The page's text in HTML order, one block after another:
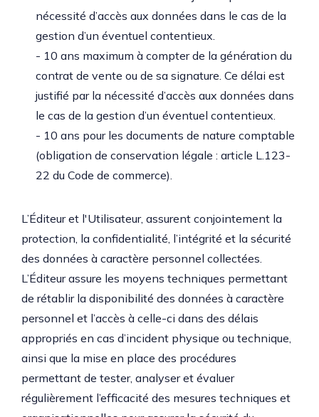
nécessité d’accès aux données dans le cas de la
gestion d’un éventuel contentieux.
- 10 ans maximum à compter de la génération du
contrat de vente ou de sa signature. Ce délai est
justifié par la nécessité d’accès aux données dans
le cas de la gestion d’un éventuel contentieux.
- 10 ans pour les documents de nature comptable
(obligation de conservation légale : article L.123-
22 du Code de commerce).
L’Éditeur et l'Utilisateur, assurent conjointement la
protection, la confidentialité, l’intégrité et la sécurité
des données à caractère personnel collectées.
L’Éditeur assure les moyens techniques permettant
de rétablir la disponibilité des données à caractère
personnel et l’accès à celle-ci dans des délais
appropriés en cas d’incident physique ou technique,
ainsi que la mise en place des procédures
permettant de tester, analyser et évaluer
régulièrement l’efficacité des mesures techniques et